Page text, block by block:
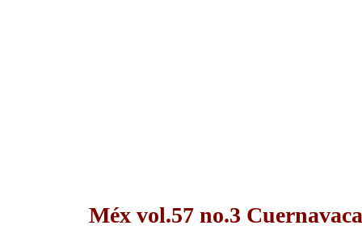
Méx vol.57 no.3